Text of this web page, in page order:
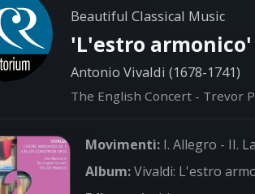
Beautiful Classical Music
'L'estro armonico'
Antonio Vivaldi (1678-1741)
The English Concert - Trevor
Movimenti: I. Allegro - II.
Album:Vivaldi: L'estro